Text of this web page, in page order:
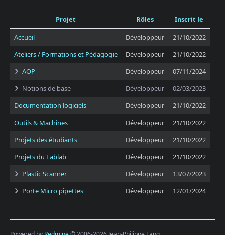
Projet Rôles
Inscrit le
Accueil
Développeur
21/10/2022
Ateliers / Formations et Pédagogie
Développeur
21/10/2022
AOP
Développeur
07/11/2024
Notions de base
Développeur
02/03/2023
Documentation logiciels
Développeur
21/10/2022
Outils & Machines
Développeur
21/10/2022
Projets des étudiants
Développeur
21/10/2022
Projets du Fablab
Développeur
21/10/2022
Plastic Scanner
Développeur
13/07/2023
Porte Micro pipettes
Développeur 12/01/2024